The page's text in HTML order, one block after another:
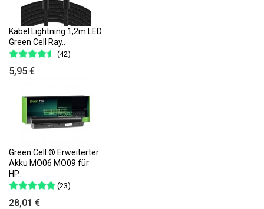
Kabel Lightning 1,2m LED
Green Cell Ray..
(42)
5,95 €
Green Cell ® Erweiterter
Akku MO06 MO09 für
HP..
(23)
28,01 €